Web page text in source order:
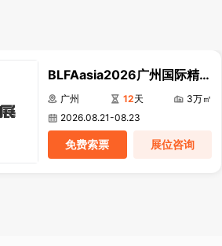
BLFAasia2026广州国际精酿
啤酒及设备展
广州 12天
3万㎡
2026.08.21-08.23
免费索票 展位咨询